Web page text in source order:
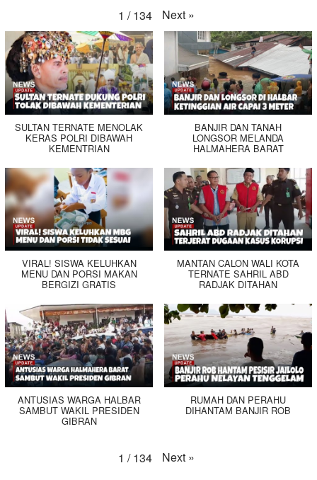
1 / 134 Next »
SULTAN TERNATE MENOLAK
KERAS POLRI DIBAWAH
KEMENTRIAN
BANJIR DAN TANAH
LONGSOR MELANDA
HALMAHERA BARAT
VIRAL! SISWA KELUHKAN
MENU DAN PORSI MAKAN
BERGIZI GRATIS
MANTAN CALON WALI KOTA
TERNATE SAHRIL ABD
RADJAK DITAHAN
ANTUSIAS WARGA HALBAR
SAMBUT WAKIL PRESIDEN
GIBRAN
RUMAH DAN PERAHU
DIHANTAM BANJIR ROB
1 / 134 Next »